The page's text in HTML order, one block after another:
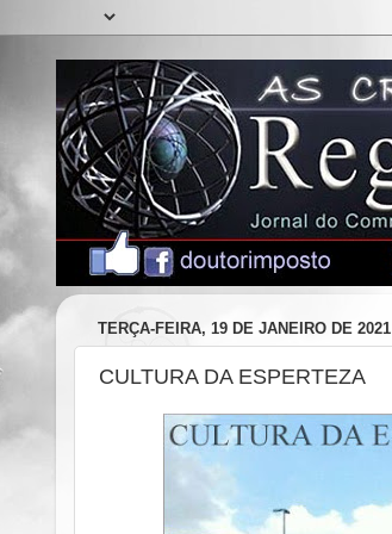
TERÇA-FEIRA, 19 DE JANEIRO DE 2021
CULTURA DA ESPERTEZA